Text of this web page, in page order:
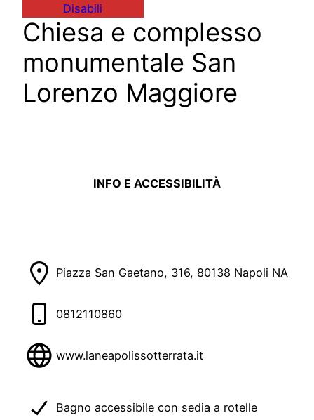
Disabili
Chiesa e complesso
monumentale San
Lorenzo Maggiore
INFO E ACCESSIBILITÀ
Piazza San Gaetano, 316, 80138 Napoli NA
0812110860
www.laneapolissotterrata.it
Bagno accessibile con sedia a rotelle